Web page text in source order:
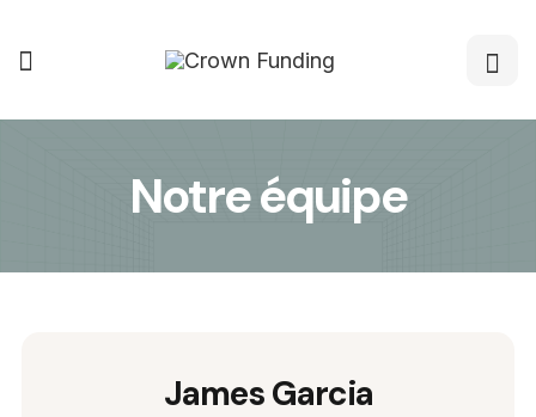
Notre équipe
James Garcia